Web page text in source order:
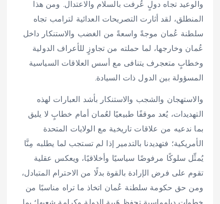
والوعيد تجاه دولٍ عُرفت بالسلام والاعتدال. ومن هذا
المنطلق، لقد أثارت التصريحات العدائية لترامب تجاه
سلطنة عُمان موجةً واسعةً من الغضب والاستنكار داخل
عُمان وخارجها، لما حملته من تجاوزٍ للأعراف الدولية
وخطابٍ متعجرف يتنافى مع أسس العلاقات السياسية
المسؤولة بين الدول ذات السيادة.
والاستهجان والشجب والاستنكار بأشد العبارات لهذه
التهديدات، يُعد موقفًا طبيعيًا لعُمان أمام خطابٍ لا يليق
بما ندعيه من علاقات تاريخية مع الولايات المتحدة
الأمريكية؛ فتهديدنا بالتدمير إذا لم تستجب لما يطلبه مِنَّا
يُمثِّل سلوكًا مرفوضًا سياسيًا وأخلاقيًا، ويعكس عقلية
تقوم على فرض الإرادة بالقوة بدلًا من الاحترام المتبادل،
ومن حق حكومة سلطنة عُمان اتخاذ ما تراه مناسبًا من